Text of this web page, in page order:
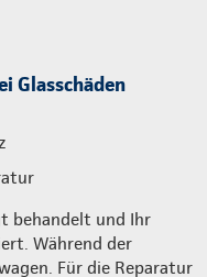
Glasschäden
behandelt und Ihr
Während der
Für die Reparatur